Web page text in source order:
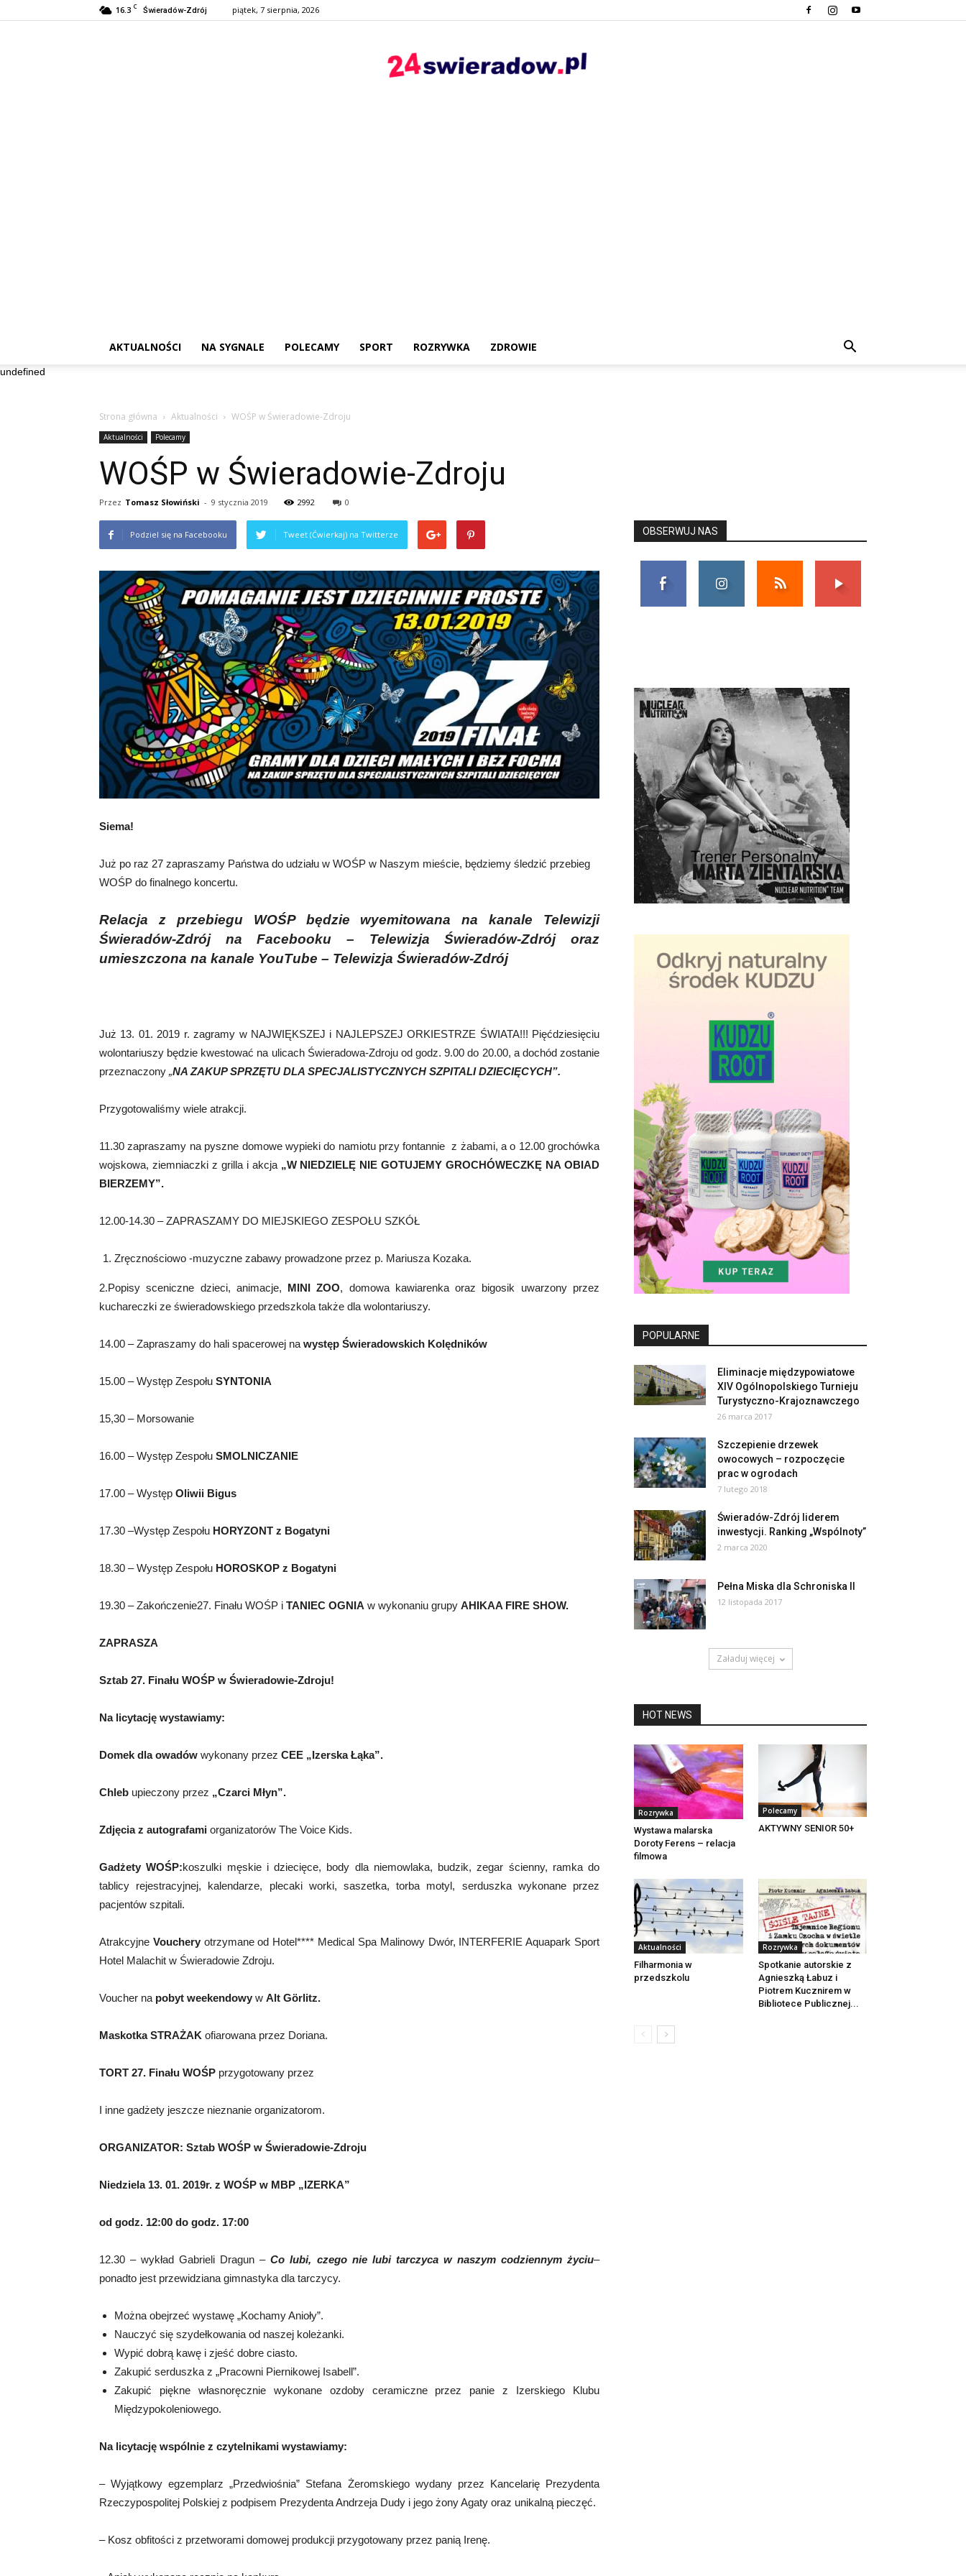
16.3 C Świeradów-Zdrój piątek, 7 sierpnia, 2026
informacji
AKTUALNOŚCI NA SYGNALE POLECAMY SPORT ROZRYWKA ZDROWIE
undefined
Strona główna Aktualności WOŚP w Świeradowie-Zdroju
Aktualności Polecamy
WOŚP w Świeradowie-Zdroju
Przez Tomasz Słowiński - 9 stycznia 2019 2992 0
Podziel się na Facebooku Tweet (Ćwierkaj) na Twitterze
Siema!
Już po raz 27 zapraszamy Państwa do udziału w WOŚP w Naszym mieście, będziemy śledzić przebieg
WOŚP do finalnego koncertu.
Relacja z przebiegu WOŚP będzie wyemitowana na kanale Telewizji
Świeradów-Zdrój na Facebooku – Telewizja Świeradów-Zdrój oraz
umieszczona na kanale YouTube – Telewizja Świeradów-Zdrój
Już 13. 01. 2019 r. zagramy w NAJWIĘKSZEJ i NAJLEPSZEJ ORKIESTRZE ŚWIATA!!! Pięćdziesięciu
wolontariuszy będzie kwestować na ulicach Świeradowa-Zdroju od godz. 9.00 do 20.00, a dochód zostanie
przeznaczony „NA ZAKUP SPRZĘTU DLA SPECJALISTYCZNYCH SZPITALI DZIECIĘCYCH”.
Przygotowaliśmy wiele atrakcji.
11.30 zapraszamy na pyszne domowe wypieki do namiotu przy fontannie z żabami, a o 12.00 grochówka
wojskowa, ziemniaczki z grilla i akcja „W NIEDZIELĘ NIE GOTUJEMY GROCHÓWECZKĘ NA OBIAD
BIERZEMY”.
12.00-14.30 – ZAPRASZAMY DO MIEJSKIEGO ZESPOŁU SZKÓŁ
Zręcznościowo -muzyczne zabawy prowadzone przez p. Mariusza Kozaka.
2.Popisy sceniczne dzieci, animacje, MINI ZOO, domowa kawiarenka oraz bigosik uwarzony przez
kuchareczki ze świeradowskiego przedszkola także dla wolontariuszy.
14.00 – Zapraszamy do hali spacerowej na występ Świeradowskich Kolędników
15.00 – Występ Zespołu SYNTONIA
15,30 – Morsowanie
16.00 – Występ Zespołu SMOLNICZANIE
17.00 – Występ Oliwii Bigus
17.30 –Występ Zespołu HORYZONT z Bogatyni
18.30 – Występ Zespołu HOROSKOP z Bogatyni
19.30 – Zakończenie27. Finału WOŚP i TANIEC OGNIA w wykonaniu grupy AHIKAA FIRE SHOW.
ZAPRASZA
Sztab 27. Finału WOŚP w Świeradowie-Zdroju!
Na licytację wystawiamy:
Domek dla owadów wykonany przez CEE „Izerska Łąka”.
Chleb upieczony przez „Czarci Młyn”.
Zdjęcia z autografami organizatorów The Voice Kids.
Gadżety WOŚP:koszulki męskie i dziecięce, body dla niemowlaka, budzik, zegar ścienny, ramka do
tablicy rejestracyjnej, kalendarze, plecaki worki, saszetka, torba motyl, serduszka wykonane przez
pacjentów szpitali.
Atrakcyjne Vouchery otrzymane od Hotel**** Medical Spa Malinowy Dwór, INTERFERIE Aquapark Sport
Hotel Malachit w Świeradowie Zdroju.
Voucher na pobyt weekendowy w Alt Görlitz.
Maskotka STRAŻAK ofiarowana przez Doriana.
TORT 27. Finału WOŚP przygotowany przez
I inne gadżety jeszcze nieznanie organizatorom.
ORGANIZATOR: Sztab WOŚP w Świeradowie-Zdroju
Niedziela 13. 01. 2019r. z WOŚP w MBP „IZERKA”
od godz. 12:00 do godz. 17:00
12.30 – wykład Gabrieli Dragun –Co lubi, czego nie lubi tarczyca w naszym codziennym życiu–
ponadto jest przewidziana gimnastyka dla tarczycy.
Można obejrzeć wystawę „Kochamy Anioły”.
Nauczyć się szydełkowania od naszej koleżanki.
Wypić dobrą kawę i zjeść dobre ciasto.
Zakupić serduszka z „Pracowni Piernikowej Isabell”.
Zakupić piękne własnoręcznie wykonane ozdoby ceramiczne przez panie z Izerskiego Klubu
Międzypokoleniowego.
Na licytację wspólnie z czytelnikami wystawiamy:
– Wyjątkowy egzemplarz „Przedwiośnia” Stefana Żeromskiego wydany przez Kancelarię Prezydenta
Rzeczypospolitej Polskiej z podpisem Prezydenta Andrzeja Dudy i jego żony Agaty oraz unikalną pieczęć.
– Kosz obfitości z przetworami domowej produkcji przygotowany przez panią Irenę.
OBSERWUJ NAS
POPULARNE
Eliminacje międzypowiatowe
XIV Ogólnopolskiego Turnieju
Turystyczno-Krajoznawczego
26 marca 2017
Szczepienie drzewek
owocowych – rozpoczęcie
prac w ogrodach
7 lutego 2018
Świeradów-Zdrój liderem
inwestycji. Ranking „Wspólnoty”
2 marca 2020
Pełna Miska dla Schroniska II
12 listopada 2017
Załaduj więcej
HOT NEWS
Rozrywka
Wystawa malarska
Doroty Ferens – relacja
filmowa
Polecamy
AKTYWNY SENIOR 50+
Aktualności
Filharmonia w
przedszkolu
Rozrywka
Spotkanie autorskie z
Agnieszką Łabuz i
Piotrem Kucznirem w
Bibliotece Publicznej...